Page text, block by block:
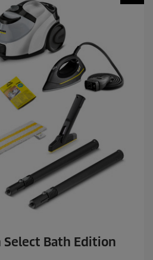
Select Bath Edition